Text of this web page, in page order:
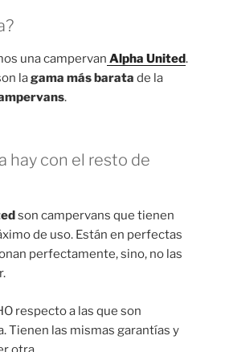
una campervan Alpha United.
lagama más barata de la
.
hay con el resto de
son campervans que tienen
de uso. Están en perfectas
perfectamente, sino, no las
respecto a las que son
Tienen las mismas garantías y